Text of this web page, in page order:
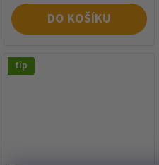
DO KOŠÍKU
tip